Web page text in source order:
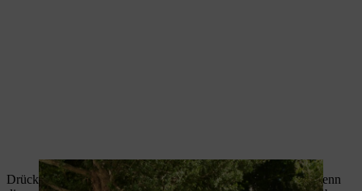
Drücken Sie die Kraftstoffpumpe mindestens fünfmal, auch wenn